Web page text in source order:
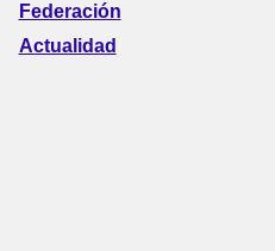
Federación
Actualidad